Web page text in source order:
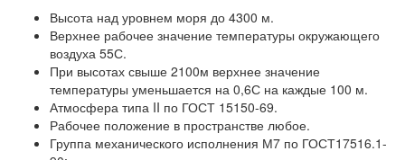
Высота над уровнем моря до 4300 м.
Верхнее рабочее значение температуры окружающего
воздуха 55С.
При высотах свыше 2100м верхнее значение
температуры уменьшается на 0,6С на каждые 100 м.
Атмосфера типа II по ГОСТ 15150-69.
Рабочее положение в пространстве любое.
Группа механического исполнения М7 по ГОСТ17516.1-